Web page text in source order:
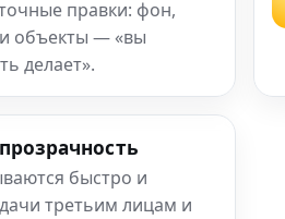
правки: фон,
объекты — «вы
делает».
быстро и
третьим лицам и